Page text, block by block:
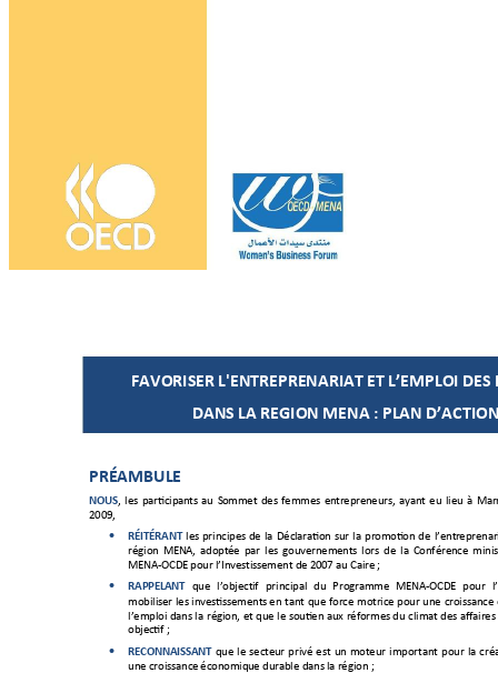
PRÉAMBULE
NOUS, les participants au Sommet des femmes entrepreneurs, ayant eu lieu à
2009,
 RÉITÉRANT les principes de la Déclaration sur la promotion de l’ent
région MENA, adoptée par les gouvernements lors de la Conférence
MENA-OCDE pour l’Investissement de 2007 au Caire ;
 RAPPELANT que l’objectif principal du Programme MENA-OCDE pour
mobiliser les investissements en tant que force motrice pour une
l’emploi dans la région, et que le soutien aux réformes du climat des affaires
objectif ;
 RECONNAISSANT que le secteur privé est un moteur important pour la
une croissance économique durable dans la région ;
FAVORISER L'ENTREPRENARIAT ET L’EMPLOI DES
DANS LA REGION MENA : PLAN D’A